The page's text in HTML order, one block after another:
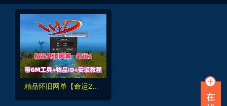
精品怀旧网单【命运2】单机版，带GM工具使用教程+安装教程